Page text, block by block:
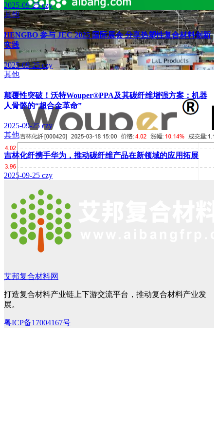
2025-09-25czy
其他
HENGBO 参与 JEC 2025 国际展会 分享热塑性复合材料创新
实践
2025-09-25czy
其他
颠覆性突破！沃特Wouper®PPA及其碳纤维增强方案：机器
人骨骼的“超合金革命”
2025-09-25 czy
其他
吉林化纤携手华为，推动碳纤维产品在新领域的应用拓展
2025-09-25 czy
艾邦复合材料网
打造复合材料产业链上下游交流平台，推动复合材料产业发
展。
粤ICP备17004167号